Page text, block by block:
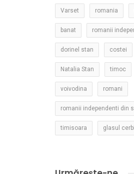
Varset romania
banat romanii
dorinel stan costei
Natalia Stan timoc
voivodina romani
romanii independenti din
timisoara glasul